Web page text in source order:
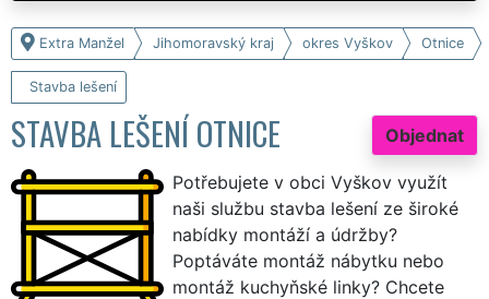
Extra Manžel Jihomoravský kraj okres Vyškov Otnice
Stavba lešení
Objednat
STAVBA LEŠENÍ OTNICE
Potřebujete v obci Vyškov využít
naši službu stavba lešení ze široké
nabídky montáží a údržby?
Poptáváte montáž nábytku nebo
montáž kuchyňské linky? Chcete